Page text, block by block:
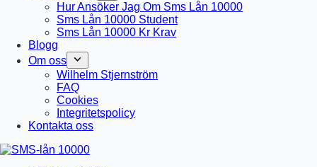
Hur Ansöker Jag Om Sms Lån 10000
Sms Lån 10000 Student
Sms Lån 10000 Kr Krav
Blogg
Om oss
Wilhelm Stjernström
FAQ
Cookies
Integritetspolicy
Kontakta oss